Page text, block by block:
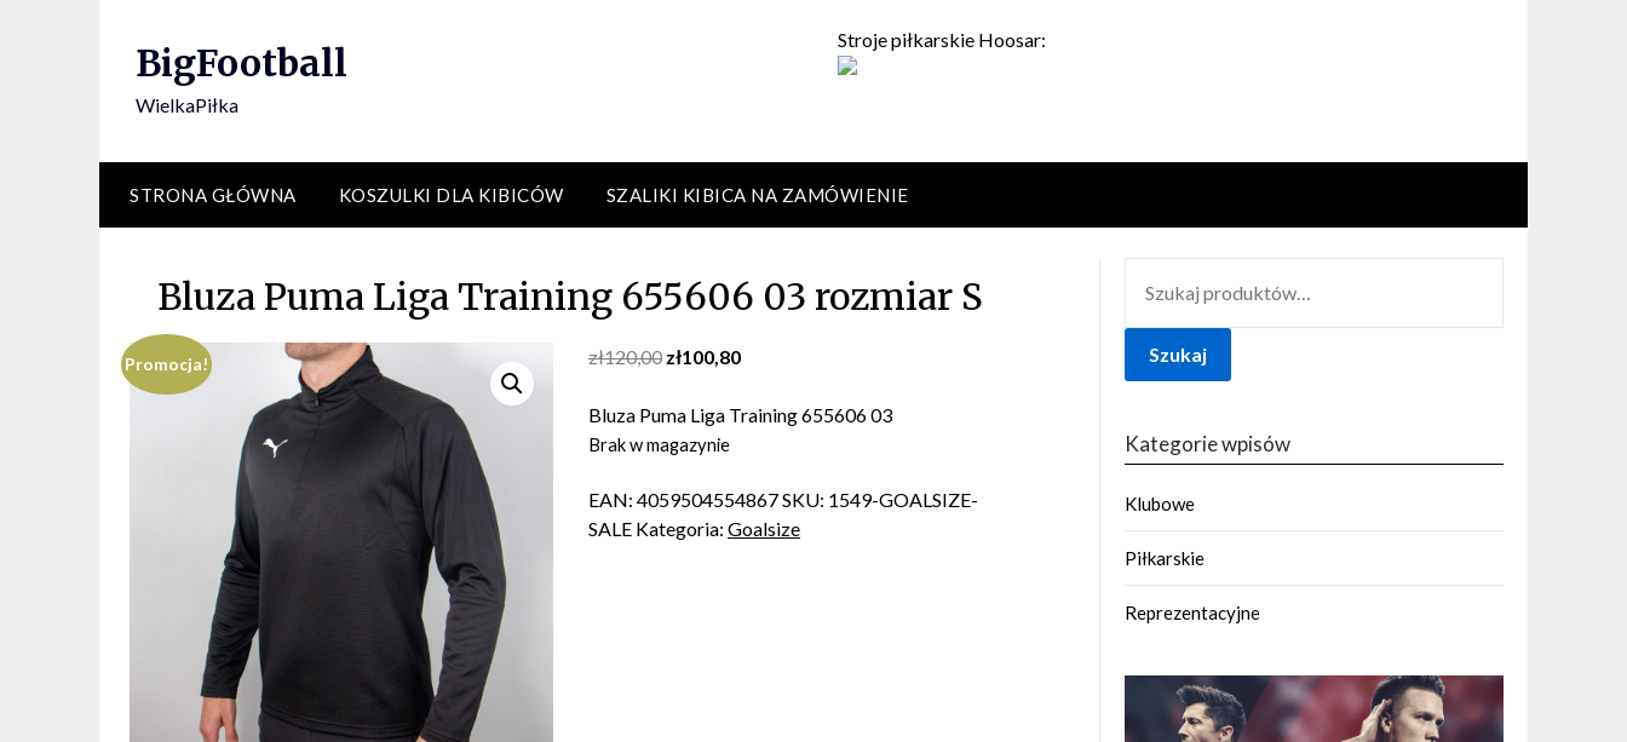
BigFootball
WielkaPiłka
Stroje piłkarskie Hoosar:
STRONA GŁÓWNA KOSZULKI DLA KIBICÓW SZALIKI KIBICA NA ZAMÓWIENIE
Bluza Puma Liga Training 655606 03 rozmiar S
Promocja! zł120,00 Original
was:
zł120,00.
zł100,80Current
is:
Bluza Puma Liga Training 655606 03
Brak w magazynie
EAN: 4059504554867SKU: 1549-GOALSIZE-
SALE Kategoria: Goalsize
Szukaj
Kategorie wpisów
Klubowe
Piłkarskie
Reprezentacyjne